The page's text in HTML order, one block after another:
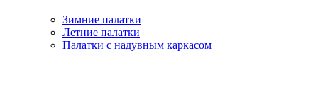
Зимние палатки
Летние палатки
Палатки с надувным каркасом